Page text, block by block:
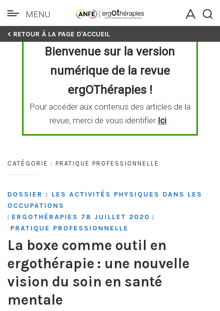
Skip
MENU
< RETOUR À LA PAGE D'ACCUEIL
Bienvenue sur la version
numérique de la revue
ergOThérapies !
Pour accéder aux contenus des articles de la
revue, merci de vous identifier Ici.
CATÉGORIE : PRATIQUE PROFESSIONNELLE
DOSSIER : LES ACTIVITÉS PHYSIQUES DANS LES
OCCUPATIONS
| ERGOTHÉRAPIES 78 JUILLET 2020 |
PRATIQUE PROFESSIONNELLE
La boxe comme outil en
ergothérapie : une nouvelle
vision du soin en santé
mentale